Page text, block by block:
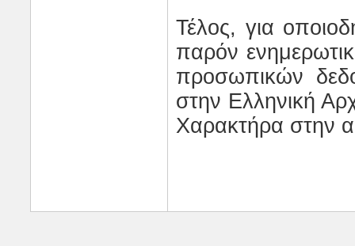
Τέλος, για
παρόν
προσωπικών
στην Ελληνική
Χαρακτήρα στην